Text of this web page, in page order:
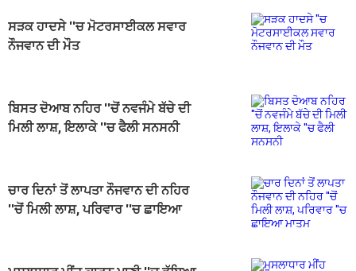
ਸੜਕ ਹਾਦਸੇ ''ਚ ਮੋਟਰਸਾਈਕਲ ਸਵਾਰ
ਨੌਜਵਾਨ ਦੀ ਮੌਤ
ਬਿਸਤ ਦੋਆਬ ਨਹਿਰ ''ਚੋਂ ਨਵਜੰਮੇ ਬੱਚੇ ਦੀ
ਮਿਲੀ ਲਾਸ਼, ਇਲਾਕੇ ''ਚ ਫੈਲੀ ਸਨਸਨੀ
ਚਾਰ ਦਿਨਾਂ ਤੋਂ ਲਾਪਤਾ ਨੌਜਵਾਨ ਦੀ ਨਹਿਰ
''ਚੋਂ ਮਿਲੀ ਲਾਸ਼, ਪਰਿਵਾਰ ''ਚ ਛਾਇਆ